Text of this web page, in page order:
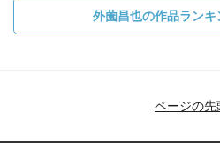
外薗昌也の作品ラン
ページの先